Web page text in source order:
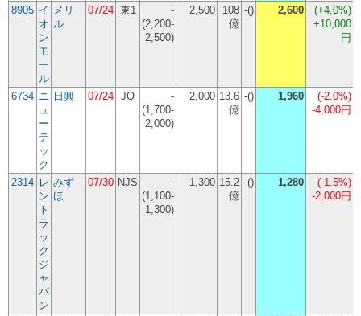
8905 イ
オ
ン
モ
ー
ル
メリ
ル
07/24 東1
-
(2,200-
2,500)
2,500
108
億
-() 2,600 (+4.0%)
+10,000
円
6734 ニ
ュ
ー
テ
ッ
ク
日興 07/24 JQ
-
(1,700-
2,000)
2,000 13.6
億
-() 1,960 (-2.0%)
-4,000円
2314 レ
ン
ト
ラ
ッ
ク
ジ
ャ
パ
ン
みず
ほ
07/30 NJS
-
(1,100-
1,300)
1,300 15.2
億
-() 1,280 (-1.5%)
-2,000円